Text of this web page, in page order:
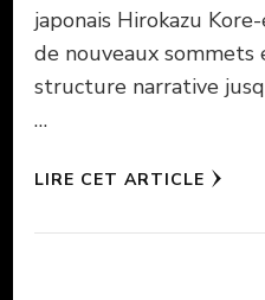
japonais Hirokazu
de nouveaux
structure narrative
…
LIRE CET ARTICLE